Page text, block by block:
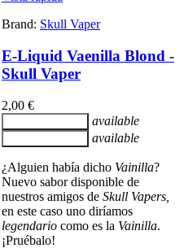
Brand: Skull Vaper
E-Liquid Vaenilla Blond -
Skull Vaper
2,00 €
available
available
¿Alguien había dicho Vainilla?
Nuevo sabor disponible de
nuestros amigos de Skull Vapers,
en este caso uno diríamos
legendario como es la Vainilla.
¡Pruébalo!